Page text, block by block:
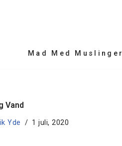
Mad Med Muslinger
Vand
Yde 1 juli, 2020